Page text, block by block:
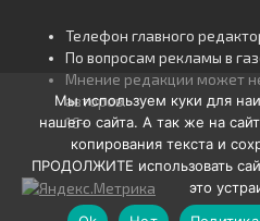
Телефон главного
По вопросам рекламы в
Мнение редакции может
авторов.
16+
Мы используем куки для
нашего сайта. А так же на
копирования текста и
ПРОДОЛЖИТЕ использовать
это